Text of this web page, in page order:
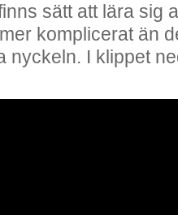
sätt att lära sig
komplicerat än
nyckeln. I klippet